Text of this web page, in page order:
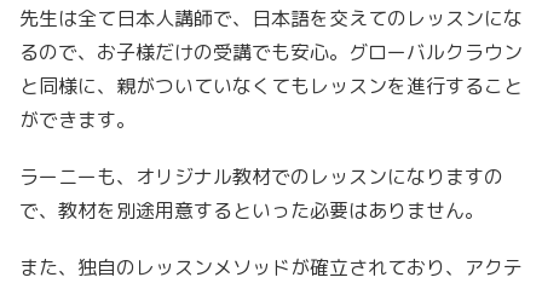
先生は全て日本人講師で、日本語を交えてのレッスンにな
るので、お子様だけの受講でも安心。グローバルクラウン
と同様に、親がついていなくてもレッスンを進行すること
ができます。
ラーニーも、オリジナル教材でのレッスンになりますの
で、教材を別途用意するといった必要はありません。
また、独自のレッスンメソッドが確立されており、アクテ